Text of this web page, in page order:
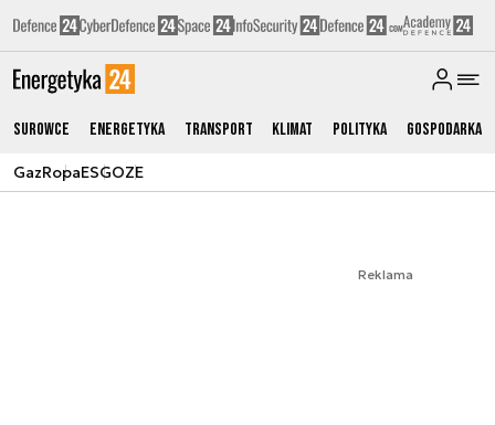
Surowce Energetyka Transport Klimat Polityka Gospodarka
GazRopaESGOZE
Reklama